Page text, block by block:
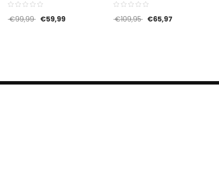
€85,00.
€59,50.
€99,99 Oorspronkelijke prijs was: €99,99.
€59,99Huidige prijs is: €59,99.
€109,95 Oorspronkelijke prijs
€65,97